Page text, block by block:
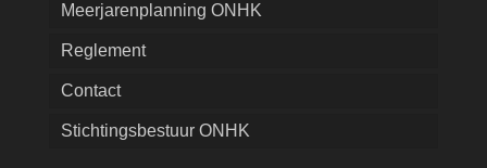
Meerjarenplanning ONHK
Reglement
Contact
Stichtingsbestuur ONHK